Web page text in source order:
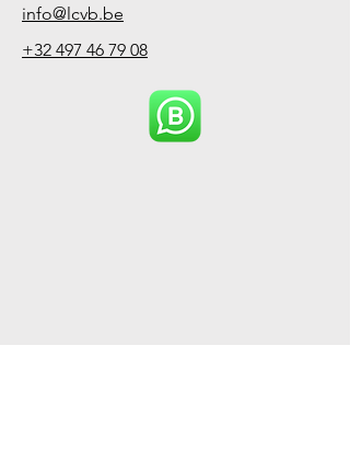
info@lcvb.be
+32 497 46 79 08